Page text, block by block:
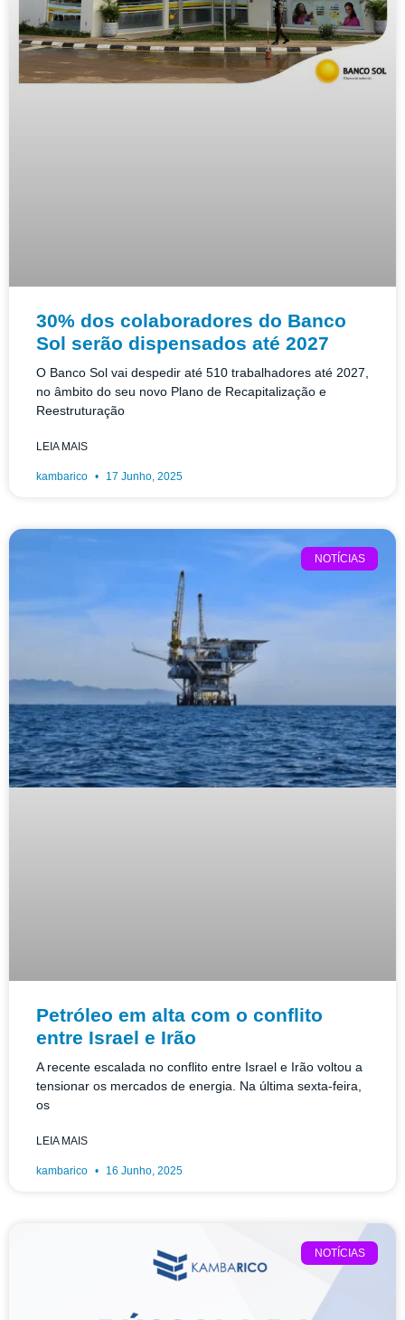
30% dos colaboradores do Banco
Sol serão dispensados até 2027
O Banco Sol vai despedir até 510 trabalhadores até 2027,
no âmbito do seu novo Plano de Recapitalização e
Reestruturação
LEIA MAIS
kambarico 17 Junho, 2025
NOTÍCIAS
Petróleo em alta com o conflito
entre Israel e Irão
A recente escalada no conflito entre Israel e Irão voltou a
tensionar os mercados de energia. Na última sexta-feira,
os
LEIA MAIS
kambarico 16 Junho, 2025
NOTÍCIAS